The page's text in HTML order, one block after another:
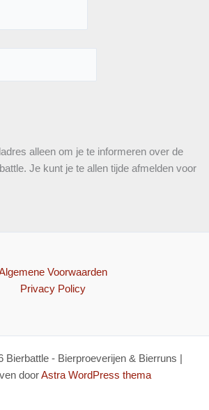
alleen om je te informeren over de
Je kunt je te allen tijde afmelden voor
Voorwaarden
Privacy Policy
- Bierproeverijen & Bierruns |
doorAstra WordPress thema